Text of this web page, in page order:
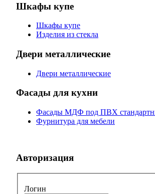
Шкафы купе
Шкафы купе
Изделия из стекла
Двери металлические
Двери металлические
Фасады для кухни
Фасады МДФ под ПВХ
Фурнитура для мебели
Авторизация
Логин